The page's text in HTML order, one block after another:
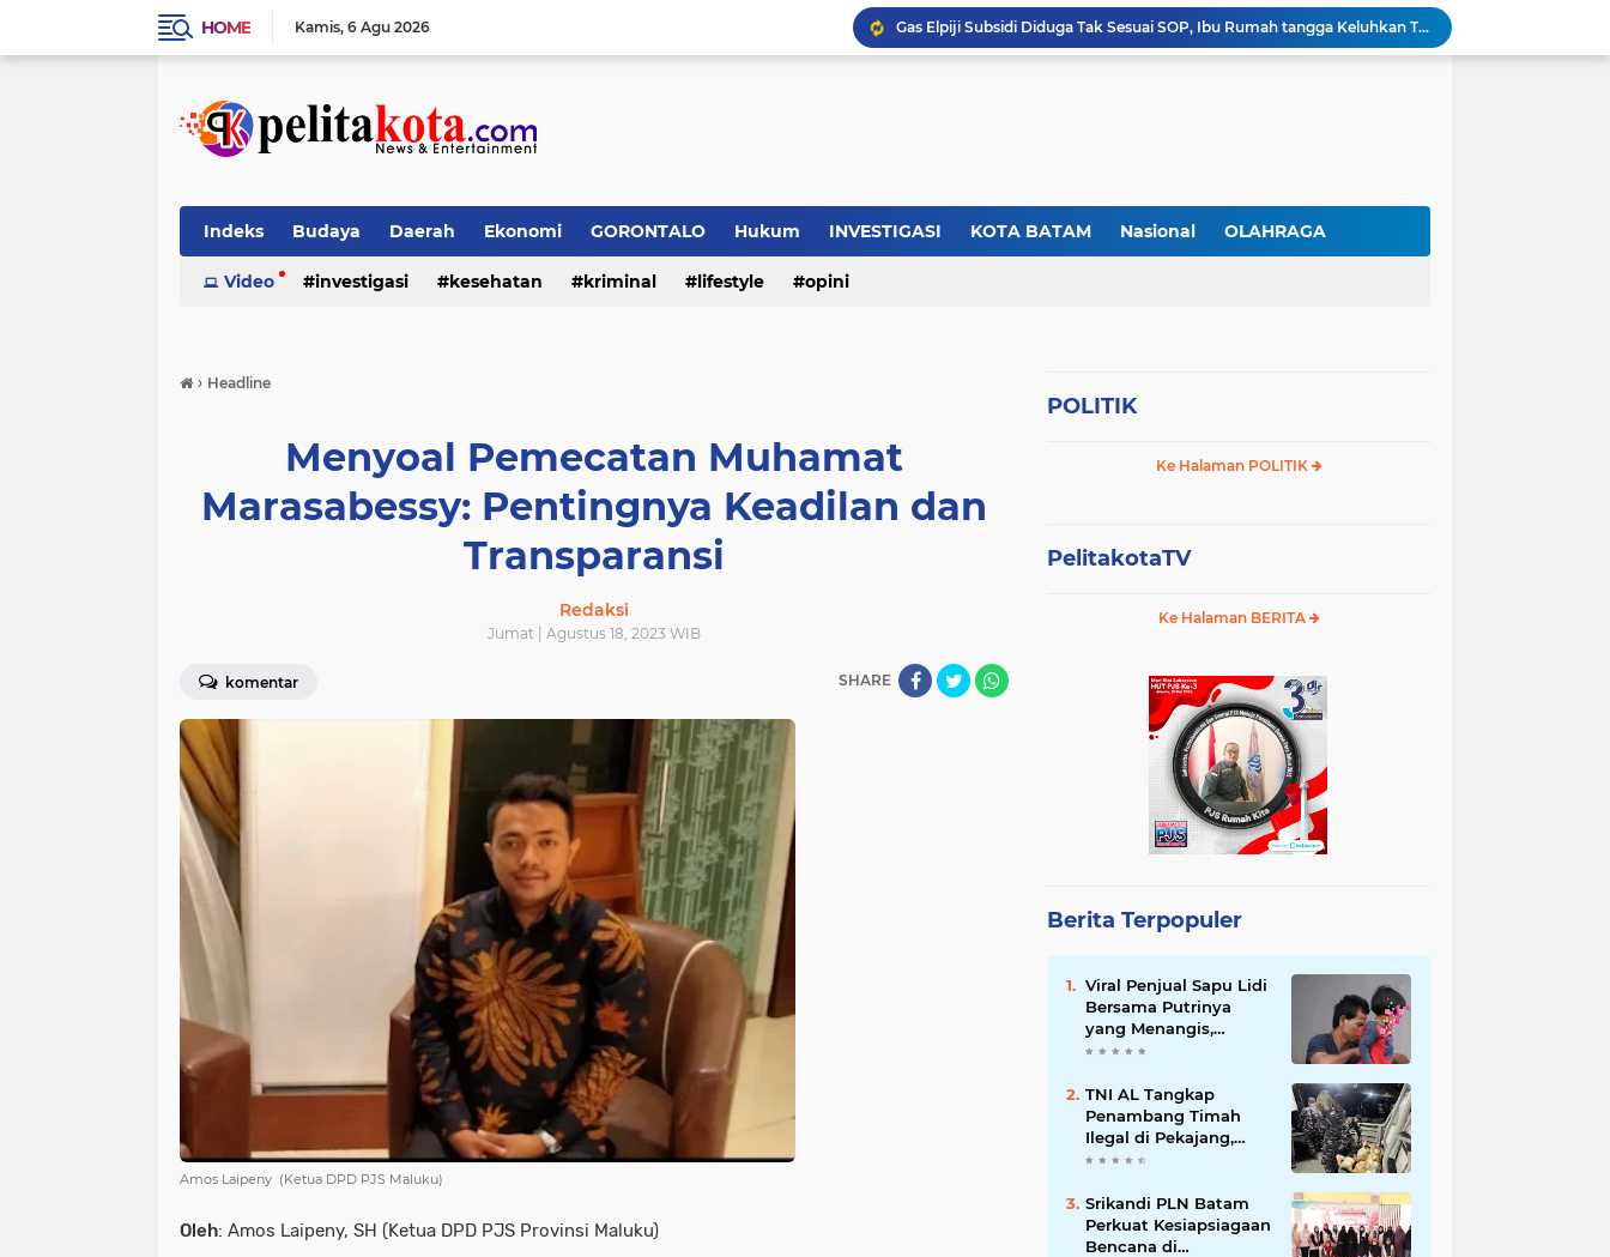
HOME Kamis 6 Agu 2026
Gas Elpiji Subsidi Diduga Tak Sesuai SOP, Ibu Rumah tangga Keluhkan Tabung Bersiegel Rusak
Sei Beduk Berbenah! Proyek Drainase Senilai Rp32 Miliar Diharapkan Jadi Solusi Permanen Atasi Banjir
Prabowo kepada Pamong Praja Muda: Jadilah Pelayan Rakyat yang Jujur, Disiplin, dan Bebas Korupsi
Indeks Budaya Daerah Ekonomi GORONTALO Hukum INVESTIGASI KOTA BATAM Nasional OLAHRAGA
Pendidikan Politik Sosial
Video investigasi kesehatan kriminal lifestyle opini
› Headline
Menyoal Pemecatan Muhamat
Marasabessy: Pentingnya Keadilan dan
Transparansi
Redaksi
Jumat | Agustus 18, 2023 WIB
komentar SHARE
Amos Laipeny (Ketua DPD PJS Maluku)
Oleh: Amos Laipeny, SH (Ketua DPD PJS Provinsi Maluku)
POLITIK
Ke Halaman POLITIK
PelitakotaTV
Ke Halaman BERITA
Berita Terpopuler
Viral Penjual Sapu Lidi
Bersama Putrinya
yang Menangis,
Tamparan Keras di
Korupsi
TNI AL Tangkap
Penambang Timah
Ilegal di Pekajang,
Diharapkan Ungkap
Dalang Utama
Srikandi PLN Batam
Perkuat Kesiapsiagaan
Bencana di